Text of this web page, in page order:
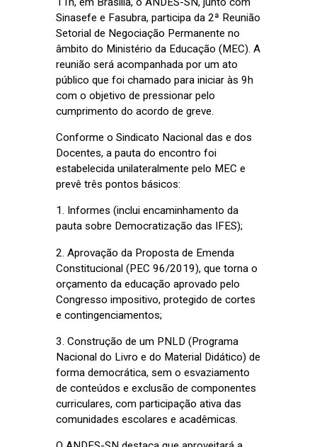
Sinasefe e Fasubra, participa da 2ª Reunião
Setorial de Negociação Permanente no
âmbito do Ministério da Educação (MEC). A
reunião será acompanhada por um ato
público que foi chamado para iniciar às 9h
com o objetivo de pressionar pelo
cumprimento do acordo de greve.
Conforme o Sindicato Nacional das e dos
Docentes, a pauta do encontro foi
estabelecida unilateralmente pelo MEC e
prevê três pontos básicos:
1. Informes (inclui encaminhamento da
pauta sobre Democratização das IFES);
2. Aprovação da Proposta de Emenda
Constitucional (PEC 96/2019), que torna o
orçamento da educação aprovado pelo
Congresso impositivo, protegido de cortes
e contingenciamentos;
3. Construção de um PNLD (Programa
Nacional do Livro e do Material Didático) de
forma democrática, sem o esvaziamento
de conteúdos e exclusão de componentes
curriculares, com participação ativa das
comunidades escolares e acadêmicas.